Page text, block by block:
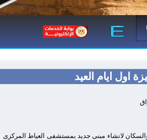
اول ايام العيد